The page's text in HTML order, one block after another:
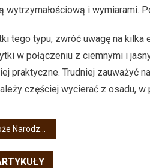
wytrzymałościową i wymiarami.
tego typu, zwróć uwagę na kilka
w połączeniu z ciemnymi i
praktyczne. Trudniej zauważyć
częściej wycierać z osadu,
udekorują świąteczny stół